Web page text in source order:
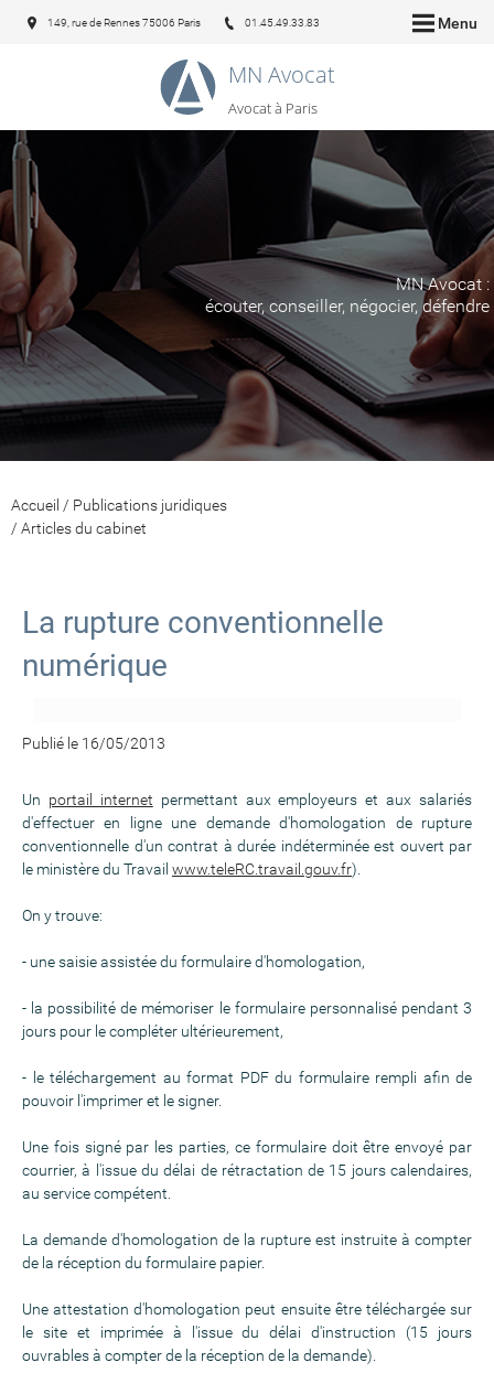
Menu
MN Avocat
Avocat à Paris
149, rue de Rennes 75006 Paris 01.45.49.33.83
MN Avocat :
écouter, conseiller, négocier, défendre
Accueil / Publications juridiques
/ Articles du cabinet
La rupture conventionnelle
numérique
Publié le 16/05/2013
Un portail internet permettant aux employeurs et aux salariés
d'effectuer en ligne une demande d'homologation de rupture
conventionnelle d'un contrat à durée indéterminée est ouvert par
le ministère du Travail www.teleRC.travail.gouv.fr).
On y trouve:
- une saisie assistée du formulaire d'homologation,
- la possibilité de mémoriser le formulaire personnalisé pendant 3
jours pour le compléter ultérieurement,
- le téléchargement au format PDF du formulaire rempli afin de
pouvoir l'imprimer et le signer.
Une fois signé par les parties, ce formulaire doit être envoyé par
courrier, à l'issue du délai de rétractation de 15 jours calendaires,
au service compétent.
La demande d'homologation de la rupture est instruite à compter
de la réception du formulaire papier.
Une attestation d'homologation peut ensuite être téléchargée sur
le site et imprimée à l'issue du délai d'instruction (15 jours
ouvrables à compter de la réception de la demande).